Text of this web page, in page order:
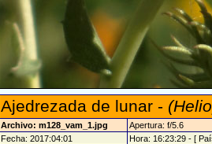
Ajedrezada de lunar -
Archivo: m128_vam_1.jpg
Apertura: f/5.6
Fecha: 2017:04:01
Hora: 16:23:29 - [